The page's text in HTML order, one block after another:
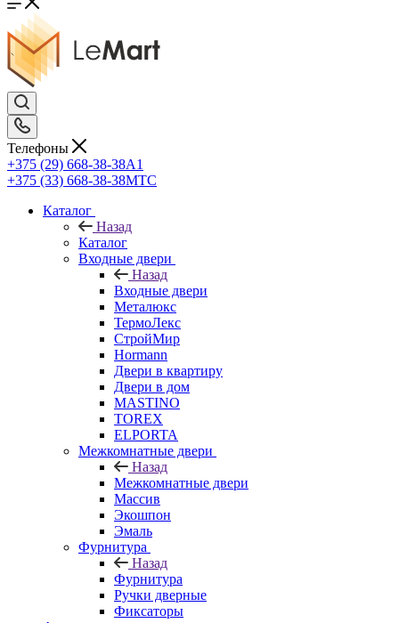
Телефоны
+375 (29) 668-38-38A1
+375 (33) 668-38-38МТС
Каталог
Назад
Каталог
Входные двери
Назад
Входные двери
Металюкс
ТермоЛекс
СтройМир
Hormann
Двери в квартиру
Двери в дом
MASTINO
TOREX
ELPORTA
Межкомнатные двери
Назад
Межкомнатные двери
Массив
Экошпон
Эмаль
Фурнитура
Назад
Фурнитура
Ручки дверные
Фиксаторы